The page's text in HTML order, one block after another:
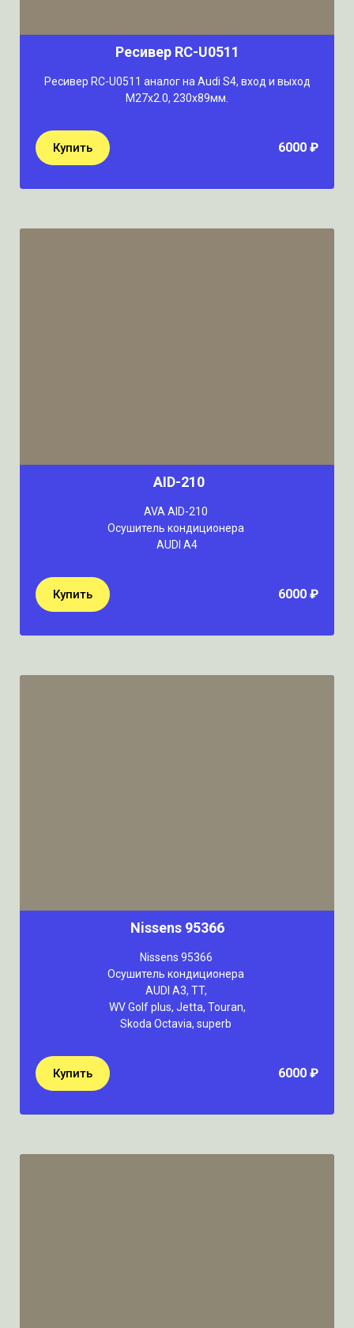
Ресивер RC-U0511
Ресивер RC-U0511 аналог на Audi S4, вход и выход
M27x2.0, 230х89мм.
Купить 6000 ₽
AID-210
AVA AID-210
Осушитель кондиционера
AUDI A4
Купить 6000 ₽
Nissens 95366
Nissens 95366
Осушитель кондиционера
AUDI A3, TT,
WV Golf plus, Jetta, Touran,
Skoda Octavia, superb
Купить 6000 ₽